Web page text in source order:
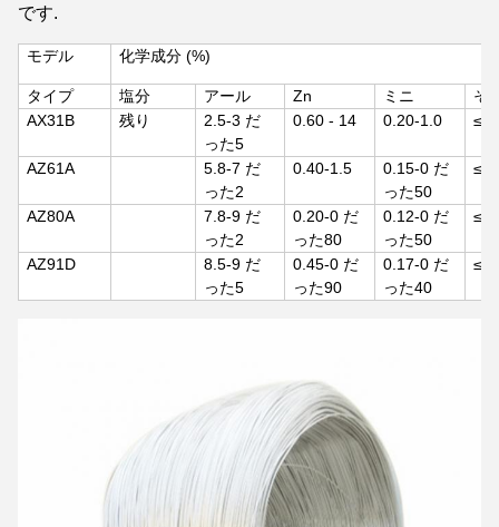
です.
モデル 化学成分 (%)
タイプ 塩分 アール Zn ミニ
そ
AX31B
残り
2.5-3 だ
った5
0.60 - 14 0.20-1.0 ≤
AZ61A
5.8-7 だ
った2
0.40-1.5
0.15-0 だ
った50
≤
AZ80A
7.8-9 だ
った2
0.20-0 だ
った80
0.12-0 だ
った50
≤
AZ91D
8.5-9 だ
った5
0.45-0 だ
った90
0.17-0 だ
った40
≤